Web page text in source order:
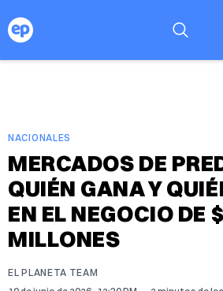
NACIONALES
MERCADOS DE
QUIÉN GANA Y
EN EL NEGOCIO DE
MILLONES
EL PLANETA TEAM